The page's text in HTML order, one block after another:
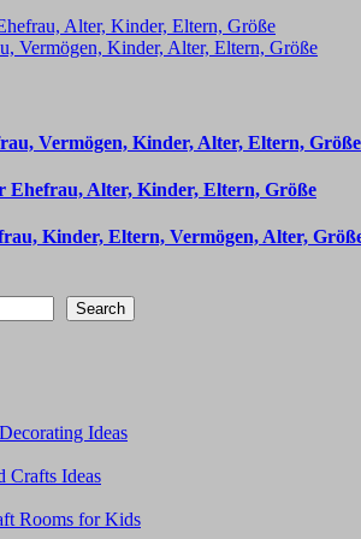
Alter, Kinder, Eltern, Größe
Vermögen, Kinder, Alter, Eltern, Größe
Vermögen, Kinder, Alter, Eltern, Größe
Ehefrau, Alter, Kinder, Eltern, Größe
Kinder, Eltern, Vermögen, Alter,
Search
Ideas
Crafts Ideas
Rooms for Kids